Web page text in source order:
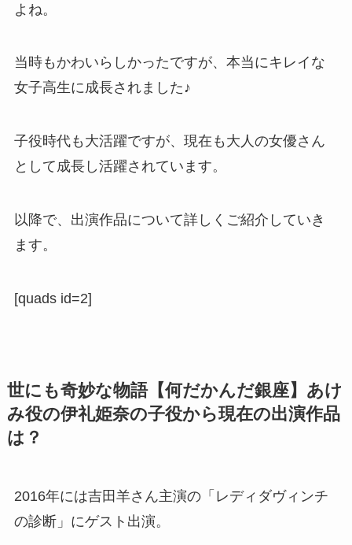
よね。
当時もかわいらしかったですが、本当にキレイな
女子高生に成長されました♪
子役時代も大活躍ですが、現在も大人の女優さん
として成長し活躍されています。
以降で、出演作品について詳しくご紹介していき
ます。
[quads id=2]
世にも奇妙な物語【何だかんだ銀座】あけ
み役の伊礼姫奈の子役から現在の出演作品
は？
2016年には吉田羊さん主演の「レディダヴィンチ
の診断」にゲスト出演。